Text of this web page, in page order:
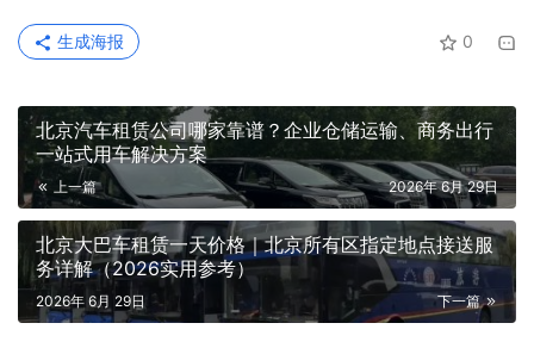
0
生成海报
北京汽车租赁公司哪家靠谱？企业仓储运输、商务出行
一站式用车解决方案
上一篇 2026年 6月 29日
北京大巴车租赁一天价格｜北京所有区指定地点接送服
务详解（2026实用参考）
下一篇
2026年 6月 29日